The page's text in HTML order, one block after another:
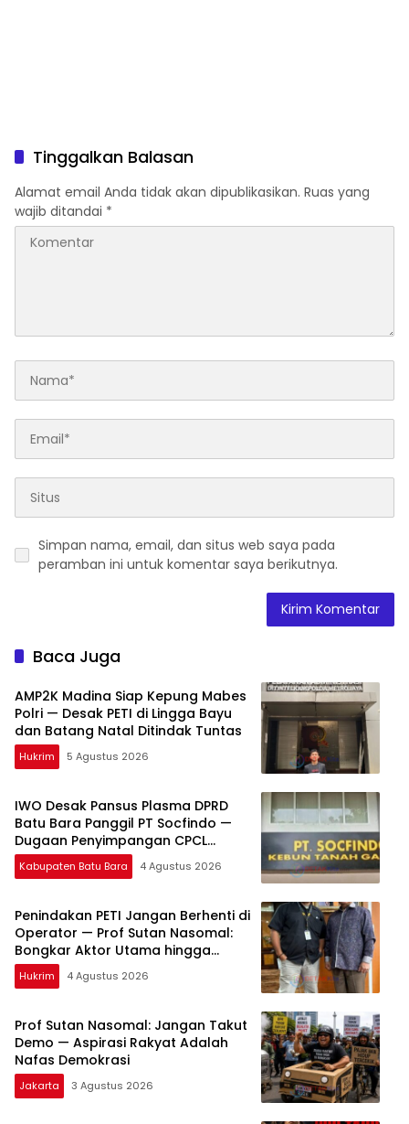
Tinggalkan Balasan
Alamat email Anda tidak akan dipublikasikan. Ruas yang
wajib ditandai *
Simpan nama, email, dan situs web saya pada
peramban ini untuk komentar saya berikutnya.
Baca Juga
AMP2K Madina Siap Kepung Mabes
Polri — Desak PETI di Lingga Bayu
dan Batang Natal Ditindak Tuntas
Hukrim 5 Agustus 2026
IWO Desak Pansus Plasma DPRD
Batu Bara Panggil PT Socfindo —
Dugaan Penyimpangan CPCL
Mengemuka
Kabupaten Batu Bara 4 Agustus 2026
Penindakan PETI Jangan Berhenti di
Operator — Prof Sutan Nasomal:
Bongkar Aktor Utama hingga
Pemodal
Hukrim 4 Agustus 2026
Prof Sutan Nasomal: Jangan Takut
Demo — Aspirasi Rakyat Adalah
Nafas Demokrasi
Jakarta 3 Agustus 2026